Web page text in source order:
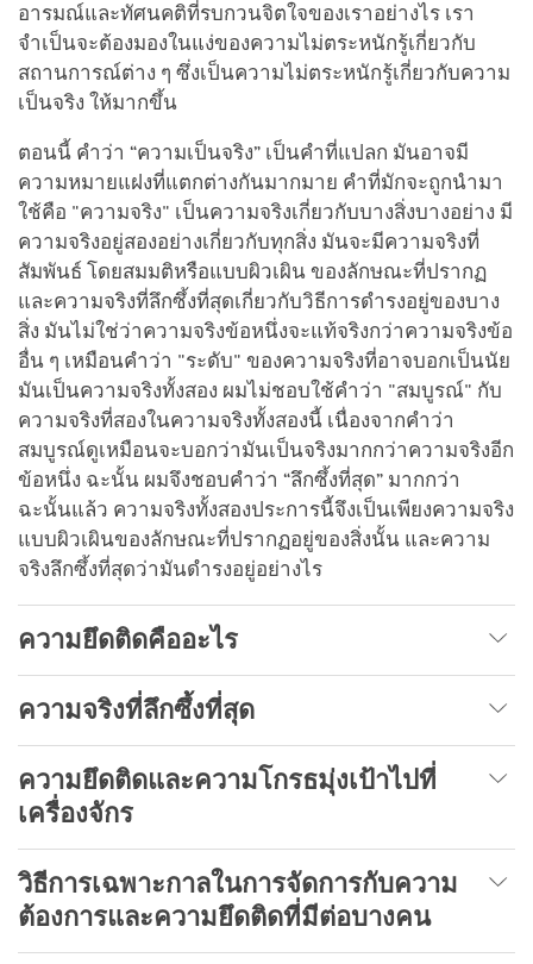
อารมณ์และทัศนคติที่รบกวนจิตใจของเราอย่างไร เรา
จำเป็นจะต้องมองในแง่ของความไม่ตระหนักรู้เกี่ยวกับ
สถานการณ์ต่าง ๆ ซึ่งเป็นความไม่ตระหนักรู้เกี่ยวกับความ
เป็นจริง ให้มากขึ้น
ตอนนี้ คำว่า “ความเป็นจริง” เป็นคำที่แปลก มันอาจมี
ความหมายแฝงที่แตกต่างกันมากมาย คำที่มักจะถูกนำมา
ใช้คือ "ความจริง" เป็นความจริงเกี่ยวกับบางสิ่งบางอย่าง มี
ความจริงอยู่สองอย่างเกี่ยวกับทุกสิ่ง มันจะมีความจริงที่
สัมพันธ์ โดยสมมติหรือแบบผิวเผิน ของลักษณะที่ปรากฏ
และความจริงที่ลึกซึ้งที่สุดเกี่ยวกับวิธีการดำรงอยู่ของบาง
สิ่ง มันไม่ใช่ว่าความจริงข้อหนึ่งจะแท้จริงกว่าความจริงข้อ
อื่น ๆ เหมือนคำว่า "ระดับ" ของความจริงที่อาจบอกเป็นนัย
มันเป็นความจริงทั้งสอง ผมไม่ชอบใช้คำว่า "สมบูรณ์" กับ
ความจริงที่สองในความจริงทั้งสองนี้ เนื่องจากคำว่า
สมบูรณ์ดูเหมือนจะบอกว่ามันเป็นจริงมากกว่าความจริงอีก
ข้อหนึ่ง ฉะนั้น ผมจึงชอบคำว่า “ลึกซึ้งที่สุด” มากกว่า
ฉะนั้นแล้ว ความจริงทั้งสองประการนี้จึงเป็นเพียงความจริง
แบบผิวเผินของลักษณะที่ปรากฏอยู่ของสิ่งนั้น และความ
จริงลึกซึ้งที่สุดว่ามันดำรงอยู่อย่างไร
ความยึดติดคืออะไร
ความจริงที่ลึกซึ้งที่สุด
ความยึดติดและความโกรธมุ่งเป้าไปที่
เครื่องจักร
วิธีการเฉพาะกาลในการจัดการกับความ
ต้องการและความยึดติดที่มีต่อบางคน